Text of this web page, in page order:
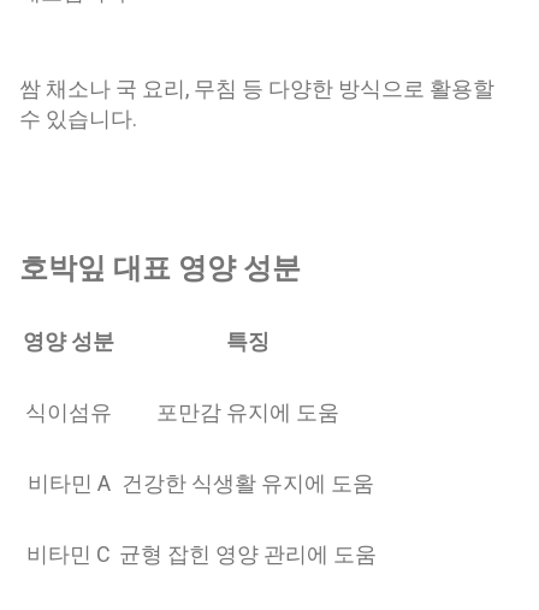
쌈 채소나 국 요리, 무침 등 다양한 방식으로 활용할
수 있습니다.
호박잎 대표 영양 성분
영양 성분 특징
식이섬유 포만감 유지에 도움
비타민 A 건강한 식생활 유지에 도움
비타민 C 균형 잡힌 영양 관리에 도움